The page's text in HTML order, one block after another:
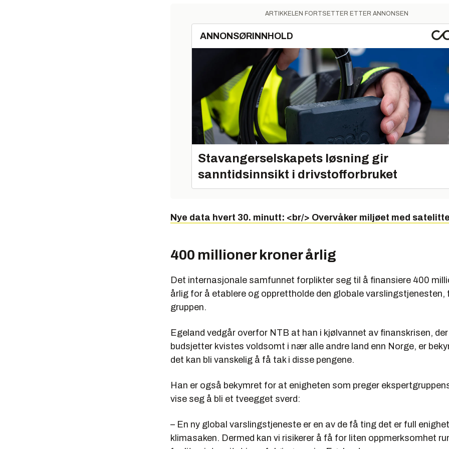
ARTIKKELEN FORTSETTER ETTER ANNONSEN
ANNONSØRINNHOLD
Stavangerselskapets løsning gir
sanntidsinnsikt i drivstofforbruket
Nye data hvert 30. minutt: <br/> Overvåker miljøet med
400 millioner kroner årlig
Det internasjonale samfunnet forplikter seg til å finansiere 400
årlig for å etablere og opprettholde den globale varslingstjenesten,
gruppen.
Egeland vedgår overfor NTB at han i kjølvannet av finanskrisen,
budsjetter kvistes voldsomt i nær alle andre land enn Norge, er
det kan bli vanskelig å få tak i disse pengene.
Han er også bekymret for at enigheten som preger
vise seg å bli et tveegget sverd:
– En ny global varslingstjeneste er en av de få ting det er full
klimasaken. Dermed kan vi risikerer å få for liten oppmerksomhet